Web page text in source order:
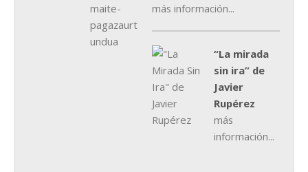
más información...
“La mirada
sin ira” de
Javier
Rupérez
más
información...